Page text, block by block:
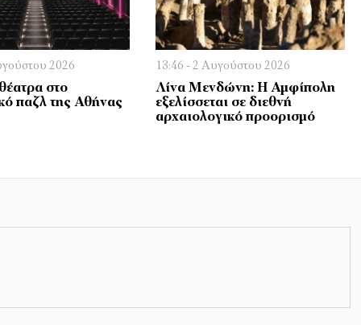
2026
στο
παζλ της Αθήνας
13:46 - 2 Αυγούστου 2026
Λίνα Μενδώνη: Η Αμφίπολη
εξελίσσεται σε διεθνή
αρχαιολογικό προορισμό